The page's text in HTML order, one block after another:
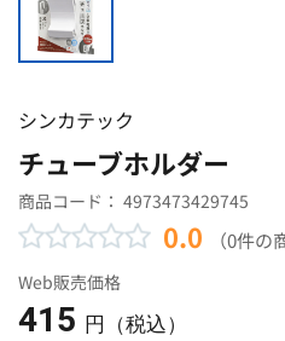
シンカテック
チューブホルダー
商品コード： 4973473429745
0.0 （0件の
Web販売価格
415 円（税込）